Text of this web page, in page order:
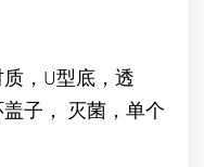
，U型底，透
子， 灭菌，单个